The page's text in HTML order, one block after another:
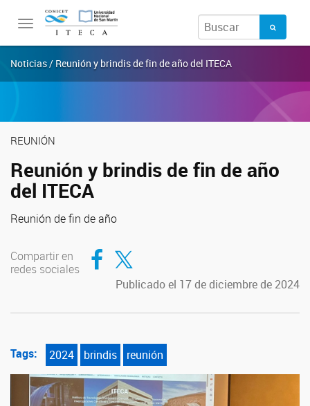
Toggle
Noticias / Reunión y brindis de fin de año del ITECA
REUNIÓN
Reunión y brindis de fin de año
del ITECA
Reunión de fin de año
Compartir en
redes sociales
Compartir en Facebook
Compartir en Twitter
Publicado el 17 de diciembre de 2024
Tags: 2024 brindis reunión